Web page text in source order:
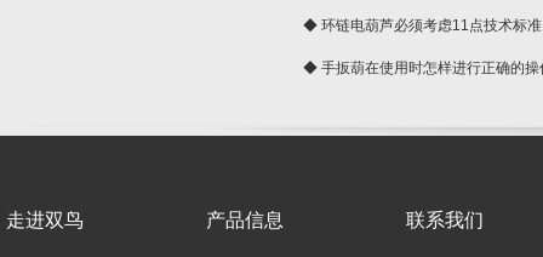
◆ 环链电葫芦必须考虑11点技术标准
◆ 手扳葫在使用时怎样进行正确的操
走进双鸟 产品信息 联系我们